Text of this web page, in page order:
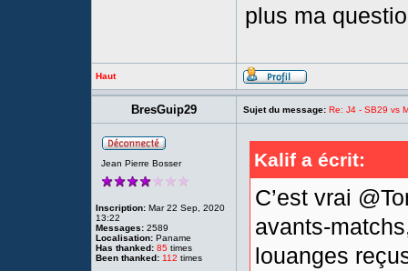
plus ma
Haut
BresGuip29 Sujet du message: Re: J4 - SB29 vs
Jean Pierre Bosser
Inscription: Mar 22 Sep, 2020
13:22
Messages: 2589
Localisation: Paname
Has thanked: 85 times
Been thanked: 112 times
Kalif a écrit:
C’est vrai
avants-
louanges